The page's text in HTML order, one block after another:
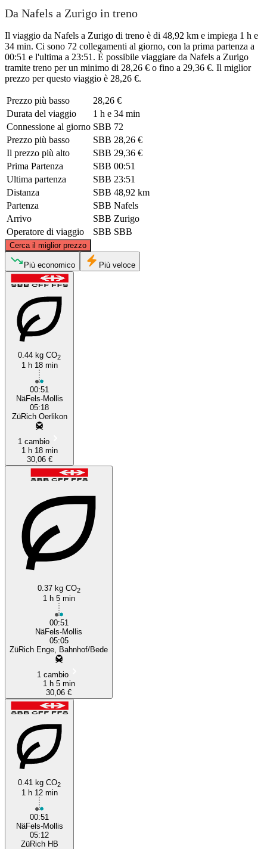
Da Nafels a Zurigo in treno
Il viaggio da Nafels a Zurigo di treno è di 48,92 km e impiega 1 h e
34 min. Ci sono 72 collegamenti al giorno, con la prima partenza a
00:51 e l'ultima a 23:51. È possibile viaggiare da Nafels a Zurigo
tramite treno per un minimo di 28,26 € o fino a 29,36 €. Il miglior
prezzo per questo viaggio è 28,26 €.
Prezzo più basso
28,26 €
Durata del viaggio
1 h e 34 min
Connessione al giorno SBB 72
Prezzo più basso
SBB 28,26 €
Il prezzo più alto
SBB 29,36 €
Prima Partenza
SBB 00:51
Ultima partenza
SBB 23:51
Distanza
SBB 48,92 km
Partenza
SBB Nafels
Arrivo
SBB Zurigo
Operatore di viaggio
SBB SBB
Cerca il miglior prezzo
Più economico Più veloce
0.44 kg CO2
1 h 18 min
00:51
NäFels-Mollis
05:18
ZüRich Oerlikon
1 cambio
1 h 18 min
30,06 €
0.37 kg CO2
1 h 5 min
00:51
NäFels-Mollis
05:05
ZüRich Enge, Bahnhof/Bede
1 cambio
1 h 5 min
30,06 €
0.41 kg CO2
1 h 12 min
00:51
NäFels-Mollis
05:12
ZüRich HB